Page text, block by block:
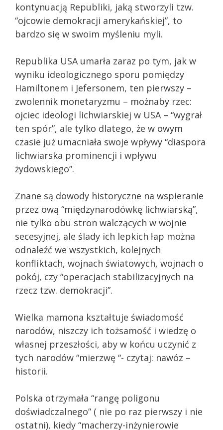
kontynuacją Republiki, jaką stworzyli tzw.
“ojcowie demokracji amerykańskiej”, to
bardzo się w swoim myśleniu myli.
Republika USA umarła zaraz po tym, jak w
wyniku ideologicznego sporu pomiędzy
Hamiltonem i Jefersonem, ten pierwszy –
zwolennik monetaryzmu – możnaby rzec:
ojciec ideologi lichwiarskiej w USA – “wygrał
ten spór”, ale tylko dlatego, że w owym
czasie już umacniała swoje wpływy “diaspora
lichwiarska prominencji i wpływu
żydowskiego”.
Znane są dowody historyczne na wspieranie
przez ową “międzynarodówkę lichwiarską”,
nie tylko obu stron walczących w wojnie
secesyjnej, ale ślady ich lepkich łap można
odnaleźć we wszystkich, kolejnych
konfliktach, wojnach światowych, wojnach o
pokój, czy “operacjach stabilizacyjnych na
rzecz tzw. demokracji”.
Wielka mamona kształtuje świadomość
narodów, niszczy ich tożsamość i wiedzę o
własnej przeszłości, aby w końcu uczynić z
tych narodów “mierzwę “- czytaj: nawóz –
historii.
Polska otrzymała “rangę poligonu
doświadczalnego” ( nie po raz pierwszy i nie
ostatni), kiedy “macherzy-inżynierowie